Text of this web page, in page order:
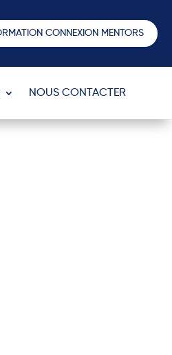
CONNEXION MENTORS
NOUS CONTACTER